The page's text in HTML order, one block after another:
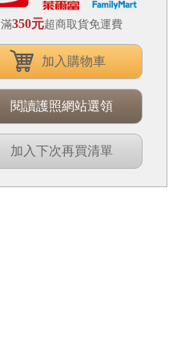
滿350元超商取貨免運費
加入購物車
閱讀護照網站選領
加入下次再買清單